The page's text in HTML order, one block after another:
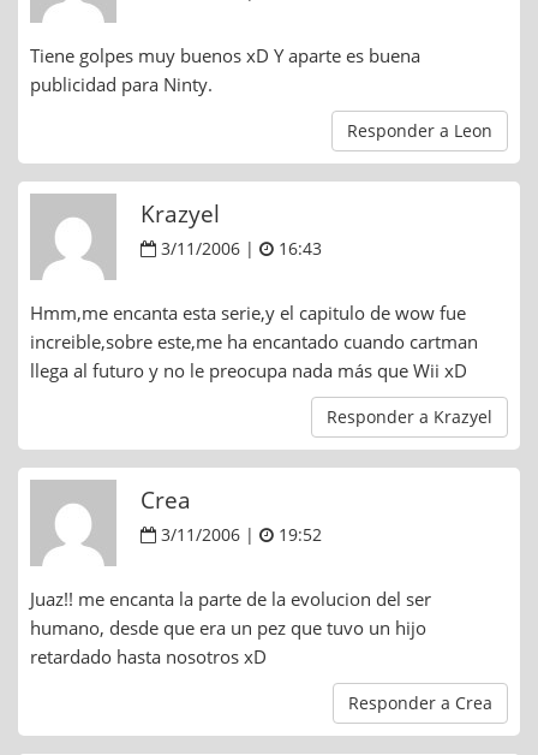
Tiene golpes muy buenos xD Y aparte es buena
publicidad para Ninty.
Responder a Leon
Krazyel
3/11/2006 | 16:43
Hmm,me encanta esta serie,y el capitulo de wow fue
increible,sobre este,me ha encantado cuando cartman
llega al futuro y no le preocupa nada más que Wii xD
Responder a Krazyel
Crea
3/11/2006 | 19:52
Juaz!! me encanta la parte de la evolucion del ser
humano, desde que era un pez que tuvo un hijo
retardado hasta nosotros xD
Responder a Crea